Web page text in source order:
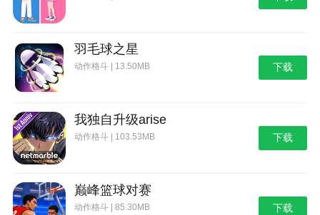
羽毛球之星
动作格斗 | 13.50MB 下载
我独自升级arise
动作格斗 | 103.53MB 下载
巅峰篮球对赛
动作格斗 | 85.30MB 下载